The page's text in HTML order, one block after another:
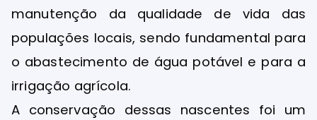
manutenção da qualidade de vida das
populações locais, sendo fundamental para
o abastecimento de água potável e para a
irrigação agrícola.
A conservação dessas nascentes foi um